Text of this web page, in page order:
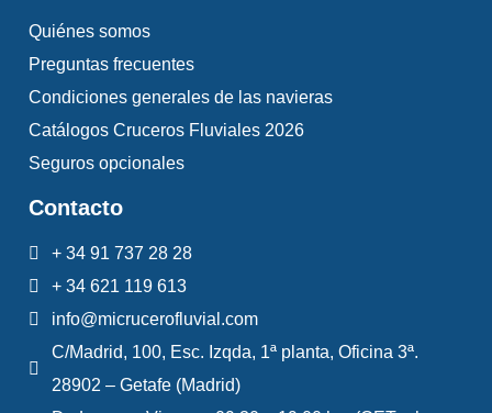
Quiénes somos
Preguntas frecuentes
Condiciones generales de las navieras
Catálogos Cruceros Fluviales 2026
Seguros opcionales
Contacto
+ 34 91 737 28 28
+ 34 621 119 613
info@micrucerofluvial.com
C/Madrid, 100, Esc. Izqda, 1ª planta, Oficina 3ª.
28902 – Getafe (Madrid)